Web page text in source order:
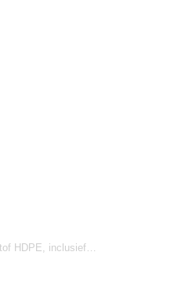
HDPE, inclusief…